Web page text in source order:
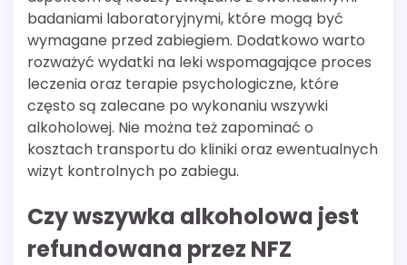
badaniami laboratoryjnymi, które mogą być
wymagane przed zabiegiem. Dodatkowo warto
rozważyć wydatki na leki wspomagające proces
leczenia oraz terapie psychologiczne, które
często są zalecane po wykonaniu wszywki
alkoholowej. Nie można też zapominać o
kosztach transportu do kliniki oraz ewentualnych
wizyt kontrolnych po zabiegu.
Czy wszywka alkoholowa jest
refundowana przez NFZ